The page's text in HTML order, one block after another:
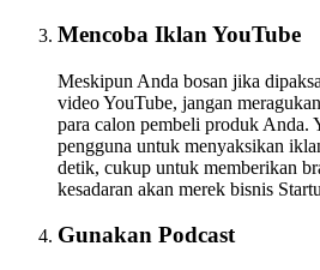
Mencoba Iklan YouTube
Meskipun Anda bosan jika
video YouTube, jangan
para calon pembeli produk Anda.
pengguna untuk menyaksikan
detik, cukup untuk memberikan
kesadaran akan merek bisnis
Gunakan Podcast